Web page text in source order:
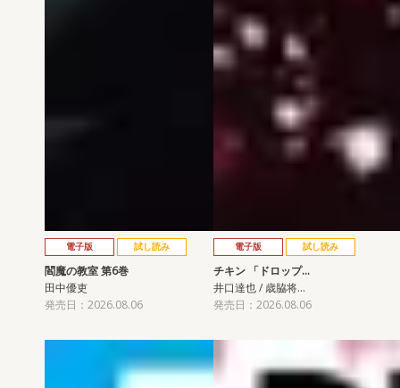
電子版 試し読み
閻魔の教室 第6巻
田中優吏
発売日：2026.08.06
電子版 試し読み
チキン 「ドロップ…
井口達也 / 歳脇将…
発売日：2026.08.06